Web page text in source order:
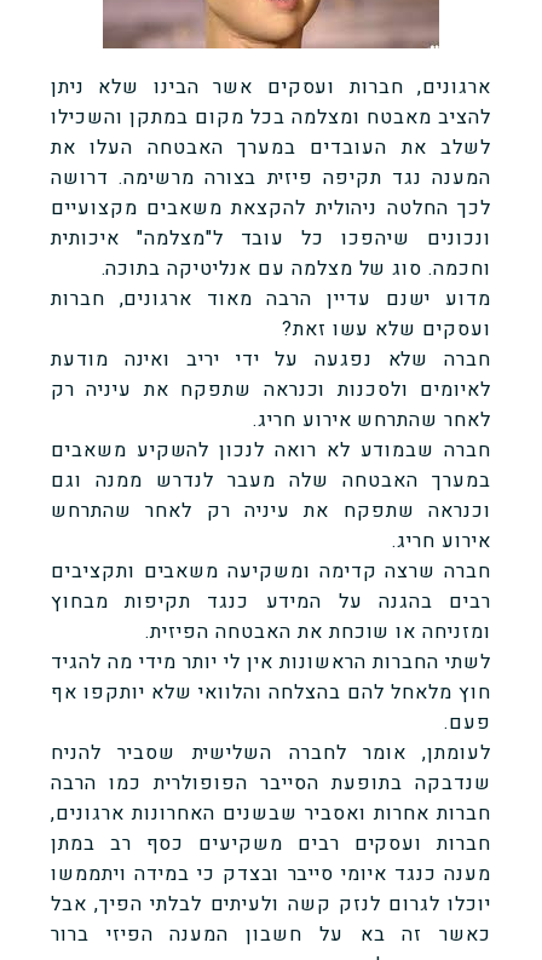
ארגונים, חברות ועסקים אשר הבינו שלא ניתן
להציב מאבטח ומצלמה בכל מקום במתקן והשכילו
לשלב את העובדים במערך האבטחה העלו את
המענה נגד תקיפה פיזית בצורה מרשימה. דרושה
לכך החלטה ניהולית להקצאת משאבים מקצועיים
ונכונים שיהפכו כל עובד ל"מצלמה" איכותית
וחכמה. סוג של מצלמה עם אנליטיקה בתוכה.
מדוע ישנם עדיין הרבה מאוד ארגונים, חברות
ועסקים שלא עשו זאת?
חברה שלא נפגעה על ידי יריב ואינה מודעת
לאיומים ולסכנות וכנראה שתפקח את עיניה רק
לאחר שהתרחש אירוע חריג.
חברה שבמודע לא רואה לנכון להשקיע משאבים
במערך האבטחה שלה מעבר לנדרש ממנה וגם
וכנראה שתפקח את עיניה רק לאחר שהתרחש
אירוע חריג.
חברה שרצה קדימה ומשקיעה משאבים ותקציבים
רבים בהגנה על המידע כנגד תקיפות מבחוץ
ומזניחה או שוכחת את האבטחה הפיזית.
לשתי החברות הראשונות אין לי יותר מידי מה להגיד
חוץ מלאחל להם בהצלחה והלוואי שלא יותקפו אף
פעם.
לעומתן, אומר לחברה השלישית שסביר להניח
שנדבקה בתופעת הסייבר הפופולרית כמו הרבה
חברות אחרות ואסביר שבשנים האחרונות ארגונים,
חברות ועסקים רבים משקיעים כסף רב במתן
מענה כנגד איומי סייבר ובצדק כי במידה ויתממשו
יוכלו לגרום לנזק קשה ולעיתים לבלתי הפיך, אבל
כאשר זה בא על חשבון המענה הפיזי ברור